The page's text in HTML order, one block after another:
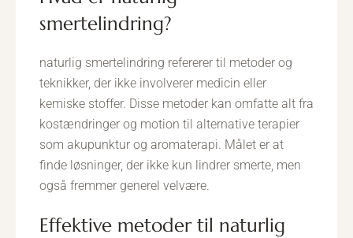
smertelindring?
naturlig smertelindring refererer til metoder og
teknikker, der ikke involverer medicin eller
kemiske stoffer. Disse metoder kan omfatte alt fra
kostændringer og motion til alternative terapier
som akupunktur og aromaterapi. Målet er at
finde løsninger, der ikke kun lindrer smerte, men
også fremmer generel velvære.
effektive metoder til naturlig